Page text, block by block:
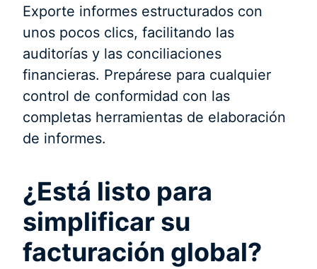
Exporte informes estructurados con
unos pocos clics, facilitando las
auditorías y las conciliaciones
financieras. Prepárese para cualquier
control de conformidad con las
completas herramientas de elaboración
de informes.
¿Está listo para
simplificar su
facturación global?